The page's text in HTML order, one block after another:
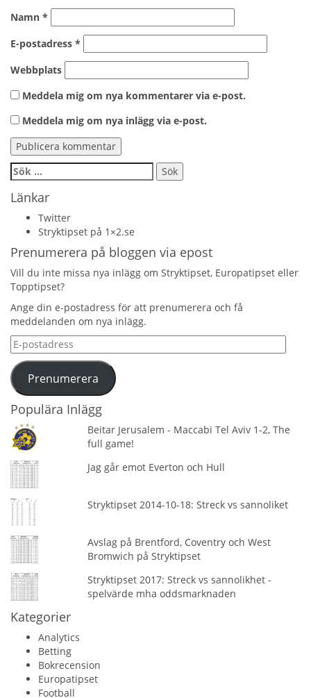
Namn *
E-postadress *
Webbplats
Meddela mig om nya kommentarer via e-post.
Meddela mig om nya inlägg via e-post.
Sök
efter:
Länkar
Twitter
Stryktipset på 1×2.se
Prenumerera på bloggen via epost
Vill du inte missa nya inlägg om Stryktipset, Europatipset eller
Topptipset?
Ange din e-postadress för att prenumerera och få
meddelanden om nya inlägg.
E-
postadress
Prenumerera
Populära Inlägg
Beitar Jerusalem - Maccabi Tel Aviv 1-2, The
full game!
Jag går emot Everton och Hull
Stryktipset 2014-10-18: Streck vs sannoliket
Avslag på Brentford, Coventry och West
Bromwich på Stryktipset
Stryktipset 2017: Streck vs sannolikhet -
spelvärde mha oddsmarknaden
Kategorier
Analytics
Betting
Bokrecension
Europatipset
Football